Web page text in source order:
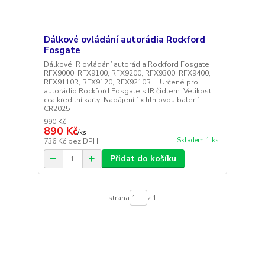
Dálkové ovládání autorádia Rockford
Fosgate
Dálkové IR ovládání autorádia Rockford Fosgate
RFX9000, RFX9100, RFX9200, RFX9300, RFX9400,
RFX9110R, RFX9120, RFX9210R. Určené pro
autorádio Rockford Fosgate s IR čidlem Velikost
cca kreditní karty Napájení 1x lithiovou baterií
CR2025
990 Kč
890 Kč/ks
736 Kč bez DPH Skladem 1 ks
Přidat do košíku
strana z 1